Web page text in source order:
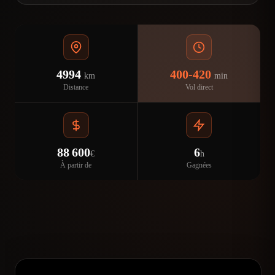
4994km
Distance
400-420min
Vol direct
88 600€
À partir de
6h
Gagnées